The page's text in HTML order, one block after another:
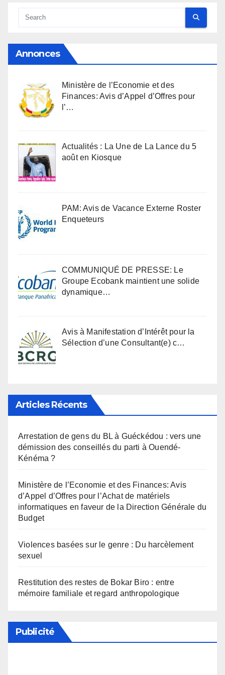
Annonces
Ministère de l’Economie et des
Finances: Avis d’Appel d’Offres pour
l’…
Actualités : La Une de La Lance du 5
août en Kiosque
PAM: Avis de Vacance Externe Roster
Enqueteurs
COMMUNIQUÉ DE PRESSE: Le
Groupe Ecobank maintient une solide
dynamique…
Avis à Manifestation d’Intérêt pour la
Sélection d’une Consultant(e) c…
Articles Récents
Arrestation de gens du BL à Guéckédou : vers une
démission des conseillés du parti à Ouendé-
Kénéma ?
Ministère de l’Economie et des Finances: Avis
d’Appel d’Offres pour l’Achat de matériels
informatiques en faveur de la Direction Générale du
Budget
Violences basées sur le genre : Du harcèlement
sexuel
Restitution des restes de Bokar Biro : entre
mémoire familiale et regard anthropologique
Publicité